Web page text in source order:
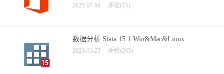
2025-07-04 评论(13)
数据分析 Stata 15.1 Win&Mac&Linux
2023-11-25 评论(263)